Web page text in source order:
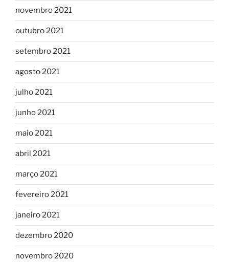
novembro 2021
outubro 2021
setembro 2021
agosto 2021
julho 2021
junho 2021
maio 2021
abril 2021
março 2021
fevereiro 2021
janeiro 2021
dezembro 2020
novembro 2020